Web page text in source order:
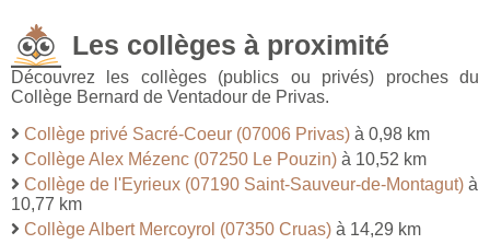
Les collèges à proximité
Découvrez les collèges (publics ou privés) proches du
Collège Bernard de Ventadour de Privas.
Collège privé Sacré-Coeur (07006 Privas) à 0,98 km
Collège Alex Mézenc (07250 Le Pouzin) à 10,52 km
Collège de l'Eyrieux (07190 Saint-Sauveur-de-Montagut) à
10,77 km
Collège Albert Mercoyrol (07350 Cruas) à 14,29 km